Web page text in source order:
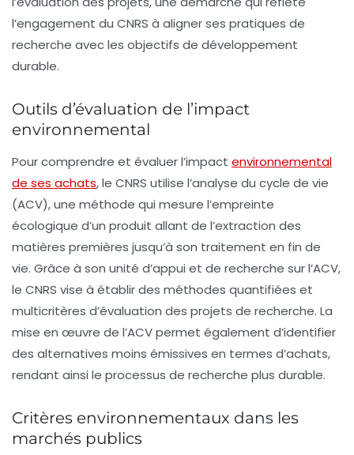
l’engagement du CNRS à aligner ses pratiques de
recherche avec les objectifs de développement
durable.
Outils d’évaluation de l’impact
environnemental
Pour comprendre et évaluer l’impact environnemental
de ses achats, le CNRS utilise l’analyse du cycle de vie
(ACV), une méthode qui mesure l’empreinte
écologique d’un produit allant de l’extraction des
matières premières jusqu’à son traitement en fin de
vie. Grâce à son unité d’appui et de recherche sur l’ACV,
le CNRS vise à établir des méthodes quantifiées et
multicritères d’évaluation des projets de recherche. La
mise en œuvre de l’ACV permet également d’identifier
des alternatives moins émissives en termes d’achats,
rendant ainsi le processus de recherche plus durable.
Critères environnementaux dans les
marchés publics